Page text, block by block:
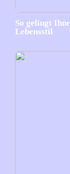
So gelingt
Lebensstil